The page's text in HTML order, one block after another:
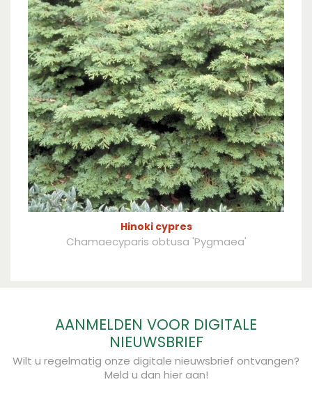
Hinoki cypres
Chamaecyparis obtusa 'Pygmaea'
AANMELDEN VOOR DIGITALE
NIEUWSBRIEF
Wilt u regelmatig onze digitale nieuwsbrief ontvangen?
Meld u dan hier aan!